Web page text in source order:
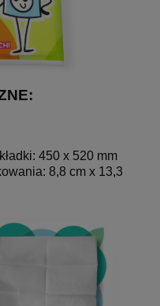
450 x 520 mm
8,8 cm x 13,3